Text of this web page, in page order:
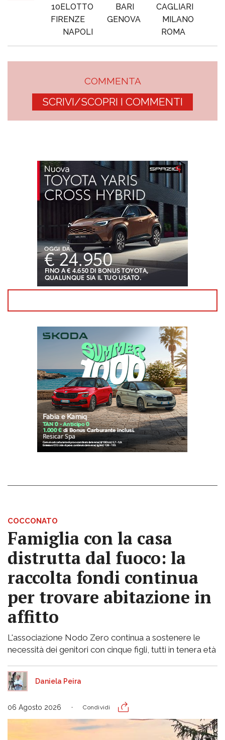
10ELOTTO
BARI
CAGLIARI
FIRENZE
GENOVA
MILANO
NAPOLI
ROMA
COMMENTA
SCRIVI/SCOPRI I COMMENTI
COCCONATO
Famiglia con la casa
distrutta dal fuoco: la
raccolta fondi continua
per trovare abitazione in
affitto
L'associazione Nodo Zero continua a sostenere le
necessità dei genitori con cinque figli, tutti in tenera età
Daniela Peira
06 Agosto 2026 Condividi